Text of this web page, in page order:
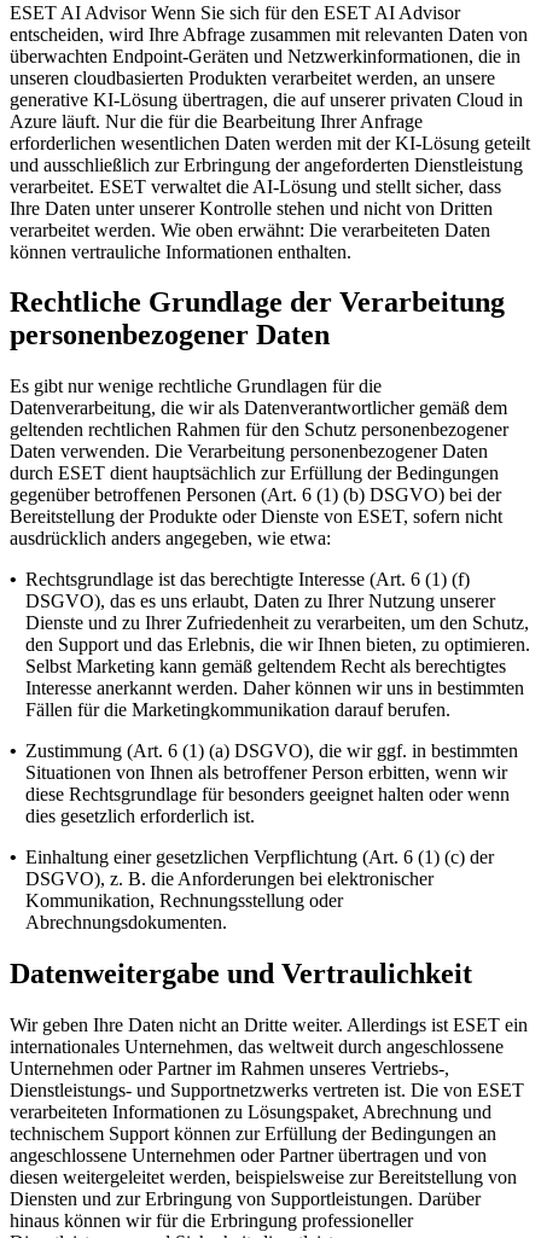
ESET AI AdvisorWenn Sie sich für den ESET AI Advisor
entscheiden, wird Ihre Abfrage zusammen mit relevanten Daten von
überwachten Endpoint-Geräten und Netzwerkinformationen, die in
unseren cloudbasierten Produkten verarbeitet werden, an unsere
generative KI-Lösung übertragen, die auf unserer privaten Cloud in
Azure läuft. Nur die für die Bearbeitung Ihrer Anfrage
erforderlichen wesentlichen Daten werden mit der KI-Lösung geteilt
und ausschließlich zur Erbringung der angeforderten Dienstleistung
verarbeitet. ESET verwaltet die AI-Lösung und stellt sicher, dass
Ihre Daten unter unserer Kontrolle stehen und nicht von Dritten
verarbeitet werden. Wie oben erwähnt: Die verarbeiteten Daten
können vertrauliche Informationen enthalten.
Rechtliche Grundlage der Verarbeitung
personenbezogener Daten
Es gibt nur wenige rechtliche Grundlagen für die
Datenverarbeitung, die wir als Datenverantwortlicher gemäß dem
geltenden rechtlichen Rahmen für den Schutz personenbezogener
Daten verwenden. Die Verarbeitung personenbezogener Daten
durch ESET dient hauptsächlich zur Erfüllung der Bedingungen
gegenüber betroffenen Personen (Art. 6 (1) (b) DSGVO) bei der
Bereitstellung der Produkte oder Dienste von ESET, sofern nicht
ausdrücklich anders angegeben, wie etwa:
• Rechtsgrundlage ist das berechtigte Interesse (Art. 6 (1) (f)
DSGVO), das es uns erlaubt, Daten zu Ihrer Nutzung unserer
Dienste und zu Ihrer Zufriedenheit zu verarbeiten, um den Schutz,
den Support und das Erlebnis, die wir Ihnen bieten, zu optimieren.
Selbst Marketing kann gemäß geltendem Recht als berechtigtes
Interesse anerkannt werden. Daher können wir uns in bestimmten
Fällen für die Marketingkommunikation darauf berufen.
• Zustimmung (Art. 6 (1) (a) DSGVO), die wir ggf. in bestimmten
Situationen von Ihnen als betroffener Person erbitten, wenn wir
diese Rechtsgrundlage für besonders geeignet halten oder wenn
dies gesetzlich erforderlich ist.
• Einhaltung einer gesetzlichen Verpflichtung (Art. 6 (1) (c) der
DSGVO), z. B. die Anforderungen bei elektronischer
Kommunikation, Rechnungsstellung oder
Abrechnungsdokumenten.
Datenweitergabe und Vertraulichkeit
Wir geben Ihre Daten nicht an Dritte weiter. Allerdings ist ESET ein
internationales Unternehmen, das weltweit durch angeschlossene
Unternehmen oder Partner im Rahmen unseres Vertriebs-,
Dienstleistungs- und Supportnetzwerks vertreten ist. Die von ESET
verarbeiteten Informationen zu Lösungspaket, Abrechnung und
technischem Support können zur Erfüllung der Bedingungen an
angeschlossene Unternehmen oder Partner übertragen und von
diesen weitergeleitet werden, beispielsweise zur Bereitstellung von
Diensten und zur Erbringung von Supportleistungen. Darüber
hinaus können wir für die Erbringung professioneller